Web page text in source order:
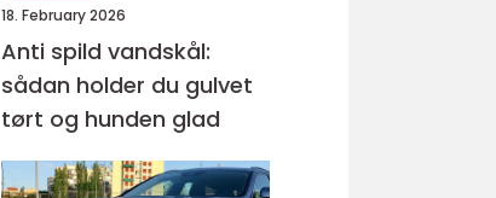
18. February 2026
Anti spild vandskål:
sådan holder du gulvet
tørt og hunden glad